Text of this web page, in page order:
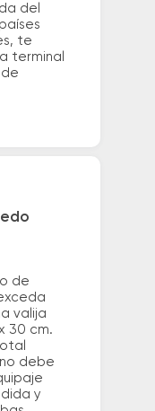
del
te
terminal
de
valija
30 cm.
debe
y